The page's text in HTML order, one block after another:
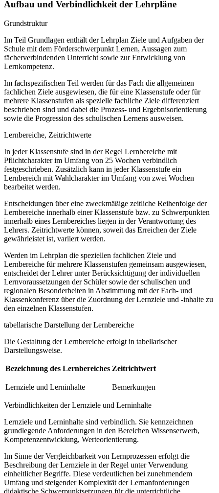
Aufbau und Verbindlichkeit der Lehrpläne
Grundstruktur
Im Teil Grundlagen enthält der Lehrplan Ziele und Aufgaben der
Schule mit dem Förderschwerpunkt Lernen, Aussagen zum
fächerverbindenden Unterricht sowie zur Entwicklung von
Lernkompetenz.
Im fachspezifischen Teil werden für das Fach die allgemeinen
fachlichen Ziele ausgewiesen, die für eine Klassenstufe oder für
mehrere Klassenstufen als spezielle fachliche Ziele differenziert
beschrieben sind und dabei die Prozess- und Ergebnisorientierung
sowie die Progression des schulischen Lernens ausweisen.
Lernbereiche, Zeitrichtwerte
In jeder Klassenstufe sind in der Regel Lernbereiche mit
Pflichtcharakter im Umfang von 25 Wochen verbindlich
festgeschrieben. Zusätzlich kann in jeder Klassenstufe ein
Lernbereich mit Wahlcharakter im Umfang von zwei Wochen
bearbeitet werden.
Entscheidungen über eine zweckmäßige zeitliche Reihenfolge der
Lernbereiche innerhalb einer Klassenstufe bzw. zu Schwerpunkten
innerhalb eines Lernbereiches liegen in der Verantwortung des
Lehrers. Zeitrichtwerte können, soweit das Erreichen der Ziele
gewährleistet ist, variiert werden.
Werden im Lehrplan die speziellen fachlichen Ziele und
Lernbereiche für mehrere Klassenstufen gemeinsam ausgewiesen,
entscheidet der Lehrer unter Berücksichtigung der individuellen
Lernvoraussetzungen der Schüler sowie der schulischen und
regionalen Besonderheiten in Abstimmung mit der Fach- und
Klassenkonferenz über die Zuordnung der Lernziele und -inhalte zu
den einzelnen Klassenstufen.
tabellarische Darstellung der Lernbereiche
Die Gestaltung der Lernbereiche erfolgt in tabellarischer
Darstellungsweise.
Bezeichnung des Lernbereiches Zeitrichtwert
Lernziele und Lerninhalte Bemerkungen
Verbindlichkeiten der Lernziele und Lerninhalte
Lernziele und Lerninhalte sind verbindlich. Sie kennzeichnen
grundlegende Anforderungen in den Bereichen Wissenserwerb,
Kompetenzentwicklung, Werteorientierung.
Im Sinne der Vergleichbarkeit von Lernprozessen erfolgt die
Beschreibung der Lernziele in der Regel unter Verwendung
einheitlicher Begriffe. Diese verdeutlichen bei zunehmendem
Umfang und steigender Komplexität der Lernanforderungen